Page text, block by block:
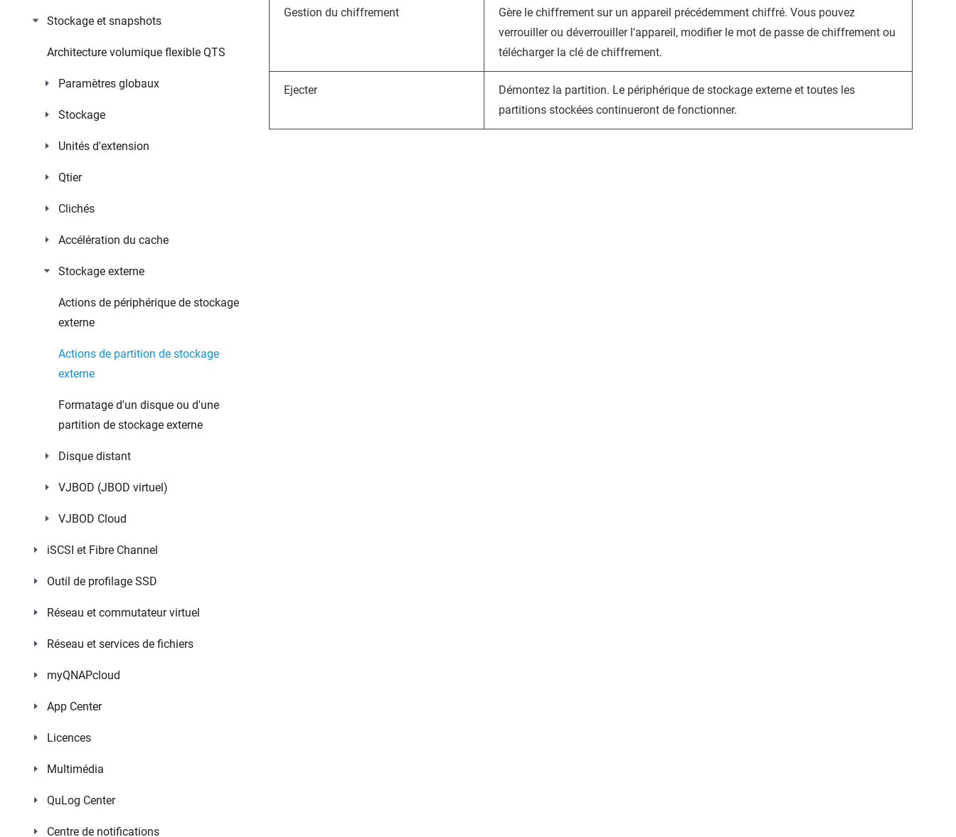
Stockage et snapshots
Architecture volumique flexible QTS
Paramètres globaux
Stockage
Unités d'extension
Qtier
Clichés
Accélération du cache
Stockage externe
Actions de périphérique de stockage
externe
Actions de partition de stockage
externe
Formatage d'un disque ou d'une
partition de stockage externe
Disque distant
VJBOD (JBOD virtuel)
VJBOD Cloud
iSCSI et Fibre Channel
Outil de profilage SSD
Réseau et commutateur virtuel
Réseau et services de fichiers
myQNAPcloud
App Center
Licences
Multimédia
QuLog Center
Centre de notifications
Gestion du chiffrement
Gère le chiffrement sur un appareil précédemment chiffré. Vous pouvez
verrouiller ou déverrouiller l'appareil, modifier le mot de passe de chiffrement ou
télécharger la clé de chiffrement.
Ejecter
Démontez la partition. Le périphérique de stockage externe et toutes les
partitions stockées continueront de fonctionner.